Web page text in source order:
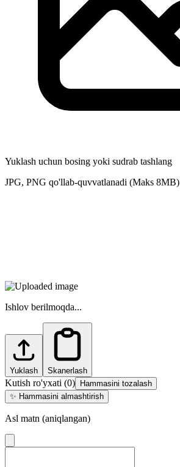
Yuklash uchun bosing yoki sudrab tashlang
JPG, PNG qo'llab-quvvatlanadi (Maks 8MB)
Ishlov berilmoqda...
Yuklash Skanerlash
Kutish ro'yxati (0)
Hammasini tozalash
✨ Hammasini almashtirish
Asl matn (aniqlangan)